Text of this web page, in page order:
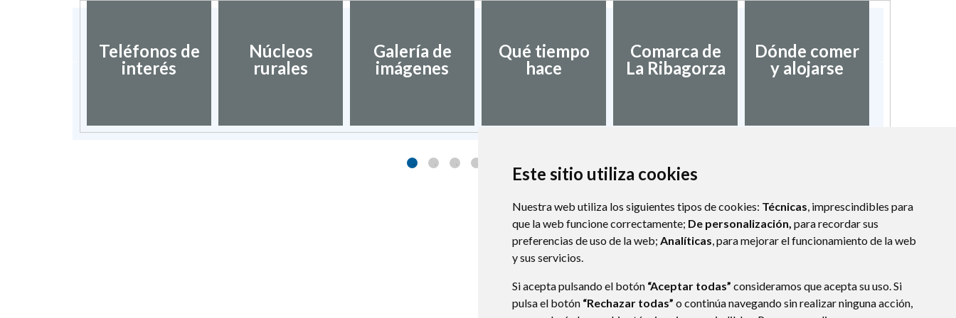
Este sitio utiliza cookies
Nuestra web utiliza los siguientes tipos de cookies: Técnicas, imprescindibles para
que la web funcione correctamente; De personalización, para recordar sus
preferencias de uso de la web; Analíticas, para mejorar el funcionamiento de la web
y sus servicios.
Si acepta pulsando el botón “Aceptar todas” consideramos que acepta su uso. Si
pulsa el botón “Rechazar todas” o continúa navegando sin realizar ninguna acción,
Teléfonos de
interés
Núcleos
rurales
Galería de
imágenes
Qué tiempo
hace
Comarca de
La Ribagorza
Dónde comer
y alojarse